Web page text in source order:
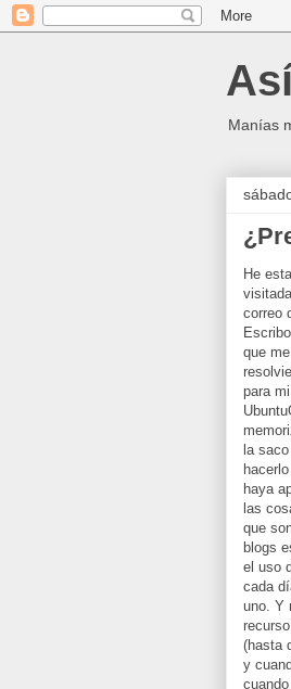
Manías
He
correo
que
para
la
haya
las
que
blogs
el uso
cada
uno. Y
(hasta
y